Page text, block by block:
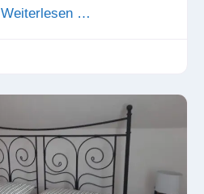
Weiterlesen …